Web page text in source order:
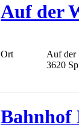
Auf der
Ort
Auf der
3620
Bahnhof